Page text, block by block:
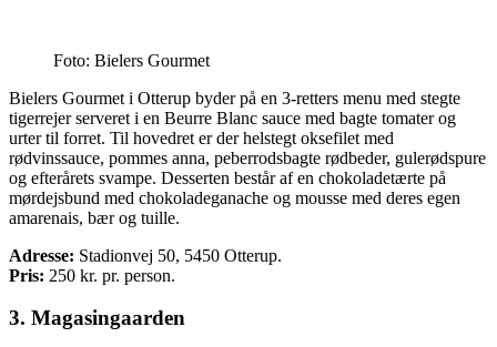
Foto: Bielers Gourmet
Bielers Gourmet i Otterup byder på en 3-retters menu med stegte
tigerrejer serveret i en Beurre Blanc sauce med bagte tomater og
urter til forret. Til hovedret er der helstegt oksefilet med
rødvinssauce, pommes anna, peberrodsbagte rødbeder, gulerødspure
og efterårets svampe. Desserten består af en chokoladetærte på
mørdejsbund med chokoladeganache og mousse med deres egen
amarenais, bær og tuille.
Adresse: Stadionvej 50, 5450 Otterup.
Pris: 250 kr. pr. person.
3. Magasingaarden